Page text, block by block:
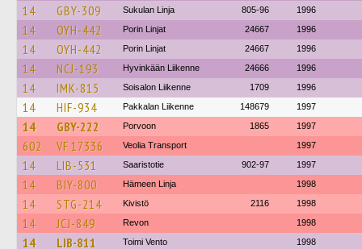
14 GBY-309 Sukulan Linja 805-96 1996
14 OYH-442 Porin Linjat 24667 1996
14 OYH-442 Porin Linjat 24667 1996
14 NCJ-193 Hyvinkään Liikenne 24666 1996
14 IMK-815 Soisalon Liikenne 1709 1996
14 HIF-934 Pakkalan Liikenne 148679 1997
14 GBY-222 Porvoon 1865 1997
602 VF 17336 Veolia Transport 1997
14 LIB-531 Saaristotie 902-97 1997
14 BIY-800 Hämeen Linja 1998
14 STG-214 Kivistö 2116 1998
14 JCJ-849 Revon 1998
14 LIB-811 Toimi Vento 1998